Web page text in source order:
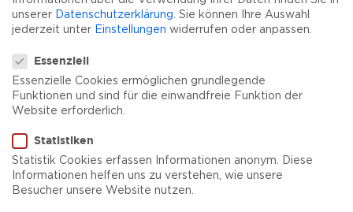
unserer
Datenschutzerklärung Sie können Ihre Auswahl
jederzeit unter Einstellungen widerrufen oder anpassen.
Essenziell
Essenzielle Cookies ermöglichen grundlegende
Funktionen und sind für die einwandfreie Funktion der
Website erforderlich.
Statistiken
Statistik Cookies erfassen Informationen anonym. Diese
Informationen helfen uns zu verstehen, wie unsere
Besucher unsere Website nutzen.